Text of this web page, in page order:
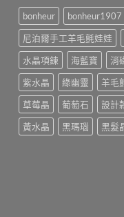
bonheur bonheur1907
尼泊爾手工羊毛氈娃娃
水晶項鍊
海藍寶 消
紫水晶
綠幽靈 羊毛
草莓晶
葡萄石 設計
黃水晶
黑瑪瑙 黑髮